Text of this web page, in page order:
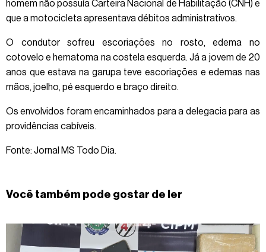
homem não possuía Carteira Nacional de Habilitação (CNH) e
que a motocicleta apresentava débitos administrativos.
O condutor sofreu escoriações no rosto, edema no
cotovelo e hematoma na costela esquerda. Já a jovem de 20
anos que estava na garupa teve escoriações e edemas nas
mãos, joelho, pé esquerdo e braço direito.
Os envolvidos foram encaminhados para a delegacia para as
providências cabíveis.
Fonte: Jornal MS Todo Dia.
Você também pode gostar de ler